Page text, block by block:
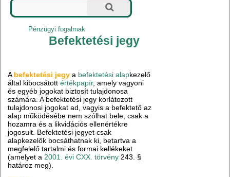
Pénzügyi fogalmak
Befektetési jegy
A befektetési jegy a befektetési alapkezelő
által kibocsátottértékpapír, amely vagyoni
és egyéb jogokat biztosít tulajdonosa
számára. A befektetési jegy korlátozott
tulajdonosi jogokat ad, vagyis a befektető az
alap működésébe nem szólhat bele, csak a
hozamra és a likvidációs ellenértékre
jogosult. Befektetési jegyet csak
alapkezelők bocsáthatnak ki, betartva a
megfelelő tartalmi és formai kellékeket
(amelyet a 2001. évi CXX. törvény 243. §
határoz meg).